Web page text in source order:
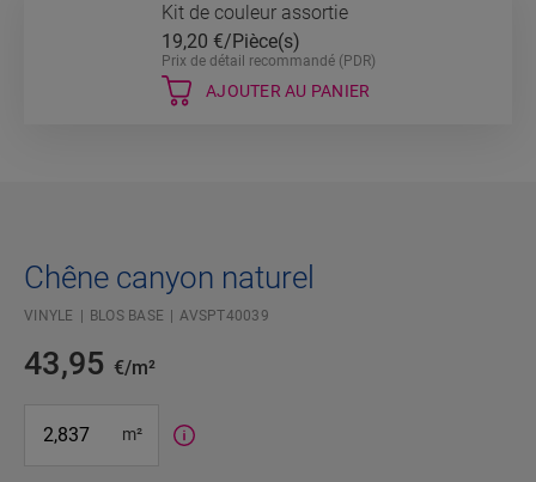
Kit de couleur assortie
19,20 €/Pièce(s)
Prix de détail recommandé (PDR)
AJOUTER AU PANIER
Chêne canyon naturel
VINYLE BLOS BASE AVSPT40039
43,95 €/m²
m²